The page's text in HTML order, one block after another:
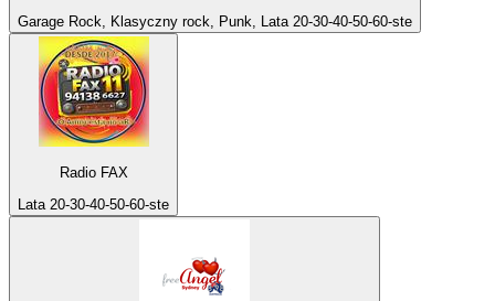
Garage Rock, Klasyczny rock, Punk, Lata 20-30-40-50-60-ste
Radio FAX
Lata 20-30-40-50-60-ste